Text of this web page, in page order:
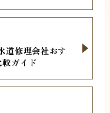
道修理会社おす
ガイド